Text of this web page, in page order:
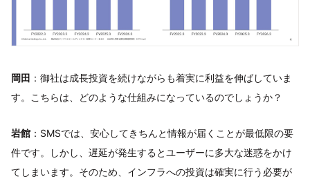
岡田 ：御社は成長投資を続けながらも着実に利益を伸ばしていま
す。こちらは、どのような仕組みになっているのでしょうか？
岩館 ：SMSでは、安心してきちんと情報が届くことが最低限の要
件です。しかし、遅延が発生するとユーザーに多大な迷惑をかけ
てしまいます。そのため、インフラへの投資は確実に行う必要が